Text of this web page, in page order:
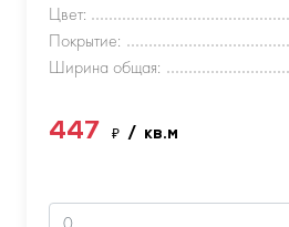
Цвет:
Покрытие:
Ширина общая:
447 ₽ / кв.м